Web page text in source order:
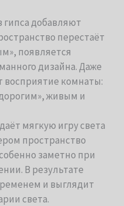
добавляют
перестаёт
появляется
дизайна. Даже
восприятие комнаты:
живым и
мягкую игру света
пространство
заметно при
В результате
и выглядит
света.